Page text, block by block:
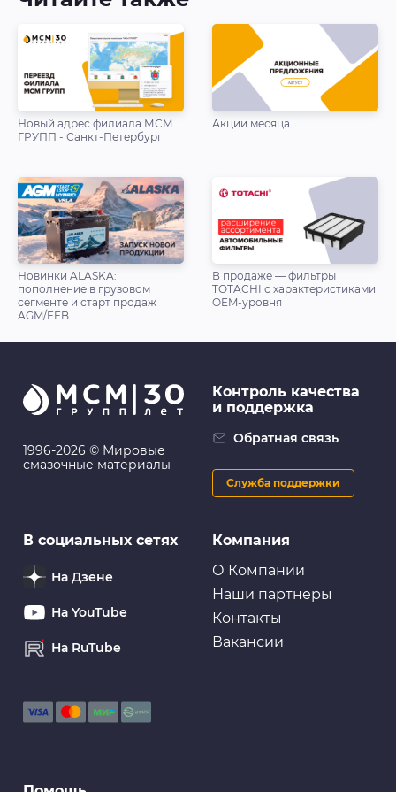
Новый адрес филиала МСМ
ГРУПП - Санкт-Петербург
Акции месяца
Новинки ALASKA:
пополнение в грузовом
сегменте и старт продаж
AGM/EFB
В продаже — фильтры
TOTACHI с характеристиками
OEM-уровня
1996-2026 © Мировые
смазочные материалы
Компания
О Компании
Наши партнеры
Контакты
Вакансии
Контроль качества
и поддержка
Обратная связь
Служба поддержки
В социальных сетях
На Дзене
На YouTube
На RuTube